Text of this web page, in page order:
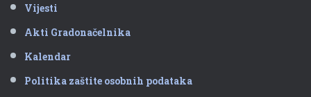
Vijesti
Akti Gradonačelnika
Kalendar
Politika zaštite osobnih podataka